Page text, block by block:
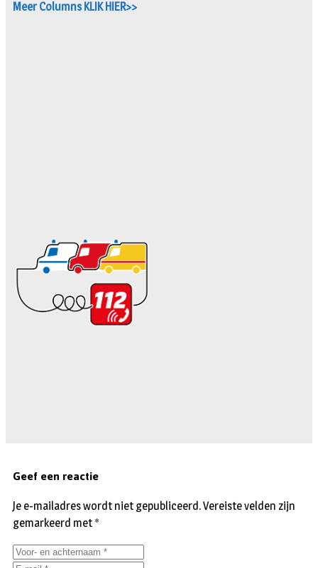
Meer Columns KLIK HIER>>
Geef een reactie
Je e-mailadres wordt niet gepubliceerd.Vereiste velden zijn
gemarkeerd met *